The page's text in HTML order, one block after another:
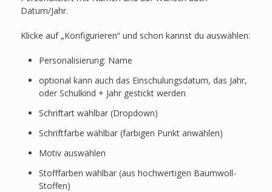
Datum/Jahr.
Klicke auf „Konfigurieren“ und schon kannst du auswählen:
Personalisierung: Name
optional kann auch das Einschulungsdatum, das Jahr,
oder Schulkind + Jahr gestickt werden
Schriftart wählbar (Dropdown)
Schriftfarbe wählbar (farbigen Punkt anwählen)
Motiv auswählen
Stofffarben wählbar (aus hochwertigen Baumwoll-
Stoffen)